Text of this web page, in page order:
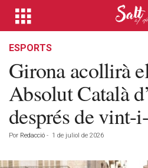
ESPORTS
Girona acollirà
Absolut Català
després de vint-
Por Redacció - 1 de juliol de 2026